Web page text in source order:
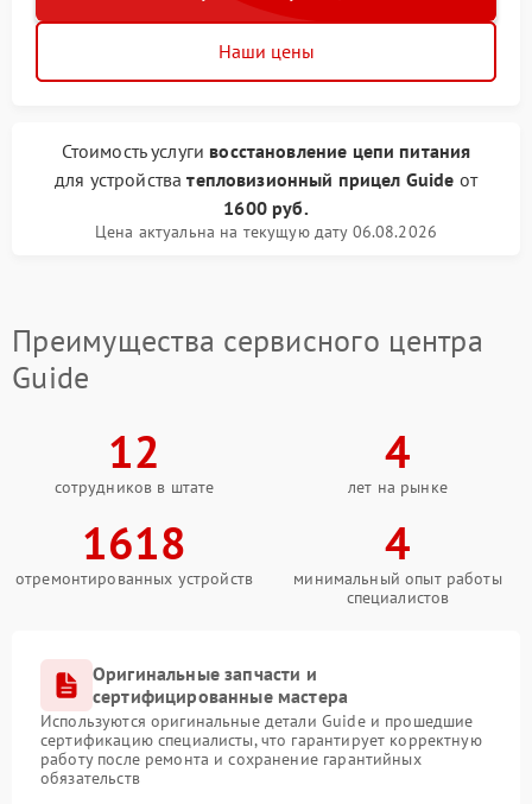
Наши цены
Стоимость услуги восстановление цепи питания
для устройстватепловизионный прицел Guide от
1600 руб.
Цена актуальна на текущую дату 06.08.2026
Преимущества сервисного центра
Guide
12
сотрудников в штате
4
лет на рынке
1618
отремонтированных устройств
4
минимальный опыт работы
специалистов
Оригинальные запчасти и
сертифицированные мастера
Используются оригинальные детали Guide и прошедшие
сертификацию специалисты, что гарантирует корректную
работу после ремонта и сохранение гарантийных
обязательств